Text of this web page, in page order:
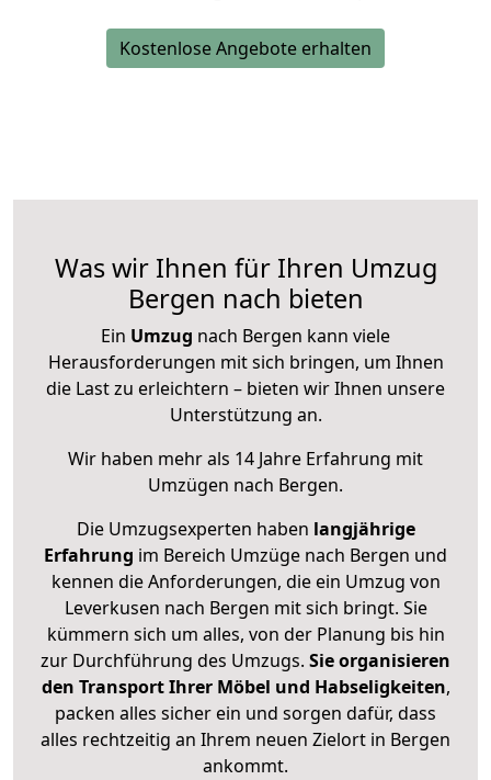
Kostenlose Angebote erhalten
Was wir Ihnen für Ihren Umzug
Bergen nach bieten
Ein Umzug nach Bergen kann viele
Herausforderungen mit sich bringen, um Ihnen
die Last zu erleichtern – bieten wir Ihnen unsere
Unterstützung an.
Wir haben mehr als 14 Jahre Erfahrung mit
Umzügen nach Bergen.
Die Umzugsexperten haben langjährige
Erfahrung im Bereich Umzüge nach Bergen und
kennen die Anforderungen, die ein Umzug von
Leverkusen nach Bergen mit sich bringt. Sie
kümmern sich um alles, von der Planung bis hin
zur Durchführung des Umzugs. Sie organisieren
den Transport Ihrer Möbel und Habseligkeiten,
packen alles sicher ein und sorgen dafür, dass
alles rechtzeitig an Ihrem neuen Zielort in Bergen
ankommt.